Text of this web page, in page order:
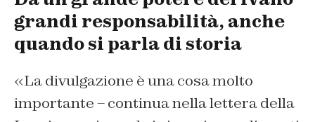
grandi responsabilità, anche
quando si parla di storia
«La divulgazione è una cosa molto
importante – continua nella lettera della